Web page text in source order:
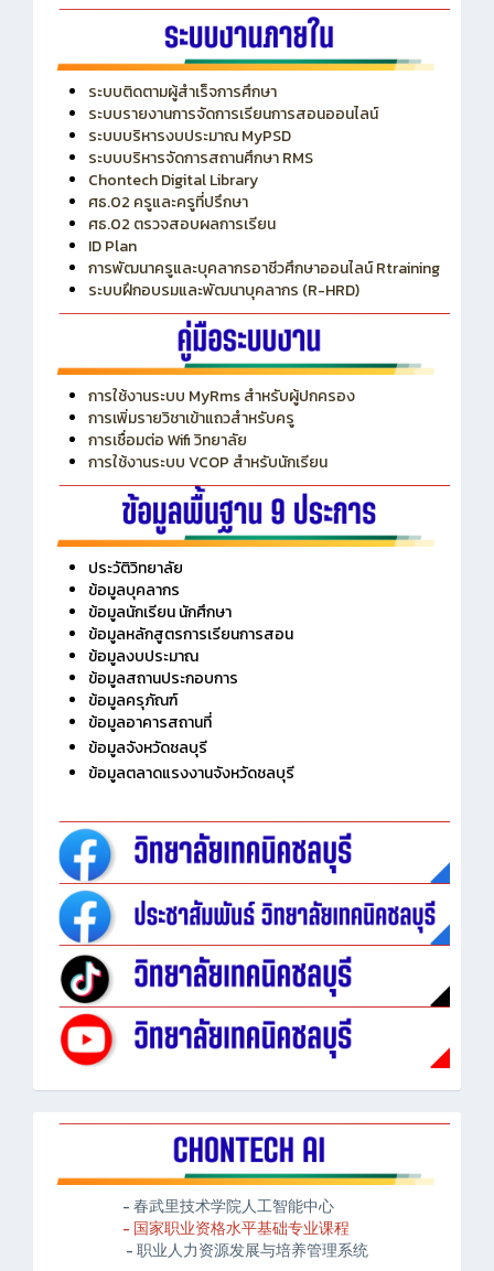
ระบบติดตามผู้สำเร็จการศึกษา
ระบบรายงานการจัดการเรียนการสอนออนไลน์
ระบบบริหารงบประมาณ MyPSD
ระบบบริหารจัดการสถานศึกษา RMS
Chontech Digital Library
ศธ.02 ครูและครูที่ปรึกษา
ศธ.02 ตรวจสอบผลการเรียน
ID Plan
การพัฒนาครูและบุคลากรอาชีวศึกษาออนไลน์ Rtraining
ระบบฝึกอบรมและพัฒนาบุคลากร (R-HRD)
การใช้งานระบบ MyRms สำหรับผู้ปกครอง
การเพิ่มรายวิชาเข้าแถวสำหรับครู
การเชื่อมต่อ Wifi วิทยาลัย
การใช้งานระบบ VCOP สำหรับนักเรียน
ประวัติวิทยาลัย
ข้อมูลบุคลากร
ข้อมูลนักเรียน นักศึกษา
ข้อมูลหลักสูตรการเรียนการสอน
ข้อมูลงบประมาณ
ข้อมูลสถานประกอบการ
ข้อมูลครุภัณฑ์
ข้อมูลอาคารสถานที่
ข้อมูลจังหวัดชลบุรี
ข้อมูลตลาดแรงงานจังหวัดชลบุรี
- 春武里技术学院人工智能中心
- 国家职业资格水平基础专业课程
- 职业人力资源发展与培养管理系统